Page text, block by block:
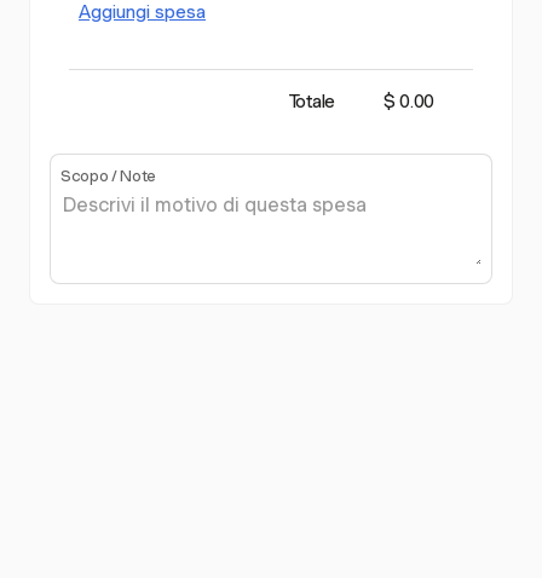
Aggiungi spesa
Totale $ 0.00
Scopo / Note